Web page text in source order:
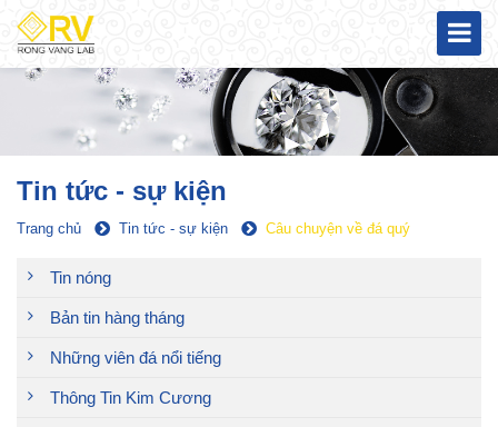
Tin tức - sự kiện
Trang chủ Tin tức - sự kiện Câu chuyện về đá quý
Tin nóng
Bản tin hàng tháng
Những viên đá nổi tiếng
Thông Tin Kim Cương